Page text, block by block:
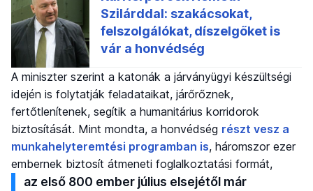
A miniszter szerint a katonák a járványügyi készültségi
idején is folytatják feladataikat, járőrőznek,
fertőtlenítenek, segítik a humanitárius korridorok
biztosítását. Mint mondta, a honvédség részt vesz a
munkahelyteremtési programban is, háromszor ezer
embernek biztosít átmeneti foglalkoztatási formát,
az első 800 ember július elsejétől már